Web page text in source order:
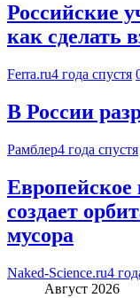
Российские
как сделать
Ferra.ru4 года спустя
В России
Рамблер4 года спустя
Европейское
создает
мусора
Naked-Science.ru4
Август 2026